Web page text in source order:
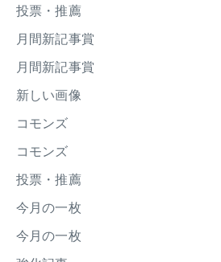
投票・推薦
月間新記事賞
月間新記事賞
新しい画像
コモンズ
コモンズ
投票・推薦
今月の一枚
今月の一枚